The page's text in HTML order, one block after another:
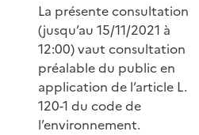
La présente consultation
(jusqu’au 15/11/2021 à
12:00) vaut consultation
préalable du public en
application de l’article L.
120-1 du code de
l’environnement.